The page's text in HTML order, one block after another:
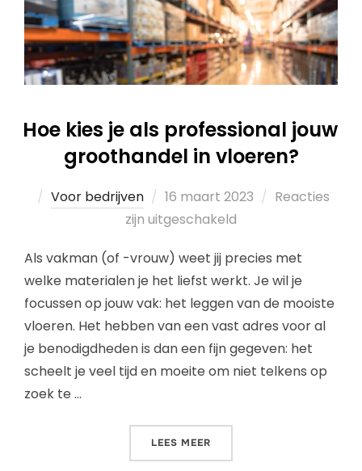
Hoe kies je als professional jouw
groothandel in vloeren?
Voor bedrijven 16 maart 2023
Reacties
zijn uitgeschakeld
Als vakman (of -vrouw) weet jij precies met
welke materialen je het liefst werkt. Je wil je
focussen op jouw vak: het leggen van de mooiste
vloeren. Het hebben van een vast adres voor al
je benodigdheden is dan een fijn gegeven: het
scheelt je veel tijd en moeite om niet telkens op
zoek te …
LEES MEER